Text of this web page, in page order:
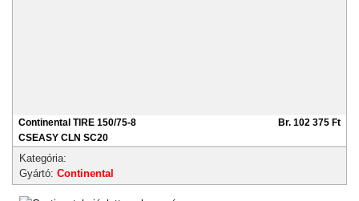
Continental TIRE 150/75-8
CSEASY CLN SC20
Br. 102 375 Ft
Kategória:
Gyártó: Continental